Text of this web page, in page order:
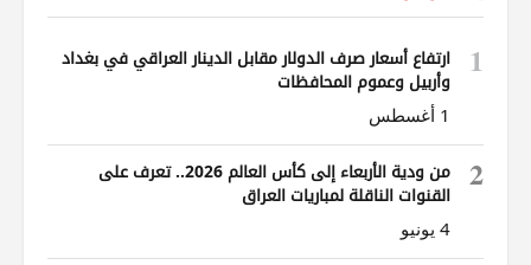
1
ارتفاع أسعار صرف الدولار مقابل الدينار العراقي في بغداد
وأربيل وعموم المحافظات
1 أغسطس
2
من ودية الأربعاء إلى كأس العالم 2026.. تعرف على
القنوات الناقلة لمباريات العراق
4 يونيو